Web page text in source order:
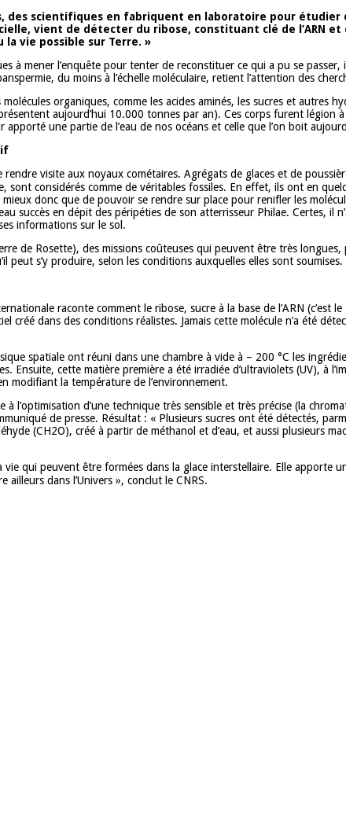
scientifiques en fabriquent en laboratoire pour étudier
vient de détecter du ribose, constituant clé de l’ARN
vie possible sur Terre. »
à mener l’enquête pour tenter de reconstituer ce qui a pu se
du moins à l’échelle moléculaire, retient l’attention des
molécules organiques, comme les acides aminés, les sucres et
aujourd’hui 10.000 tonnes par an). Ces corps furent légion
une partie de l’eau de nos océans et celle que l’on boit
visite aux noyaux cométaires. Agrégats de glaces et de
sont considérés comme de véritables fossiles. En effet, ils ont en
donc que de pouvoir se rendre sur place pour renifler les
succès en dépit des péripéties de son atterrisseur Philae. Certes, il
informations sur le sol.
de Rosette), des missions coûteuses qui peuvent être très
peut s’y produire, selon les conditions auxquelles elles sont soumises.
raconte comment le ribose, sucre à la base de l’ARN (c’est
créé dans des conditions réalistes. Jamais cette molécule n’a été
spatiale ont réuni dans une chambre à vide à – 200 °C les
cette matière première a été irradiée d’ultraviolets (UV), à
modifiant la température de l’environnement.
l’optimisation d’une technique très sensible et très précise (la
de presse. Résultat : « Plusieurs sucres ont été détectés,
(CH2O), créé à partir de méthanol et d’eau, et aussi plusieurs
qui peuvent être formées dans la glace interstellaire. Elle apporte
dans l’Univers », conclut le CNRS.